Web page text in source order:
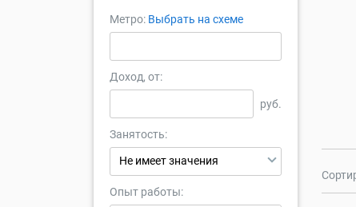
Метро: Выбрать на схеме
Доход, от:
руб.
Занятость:
Не имеет значения
Опыт работы: